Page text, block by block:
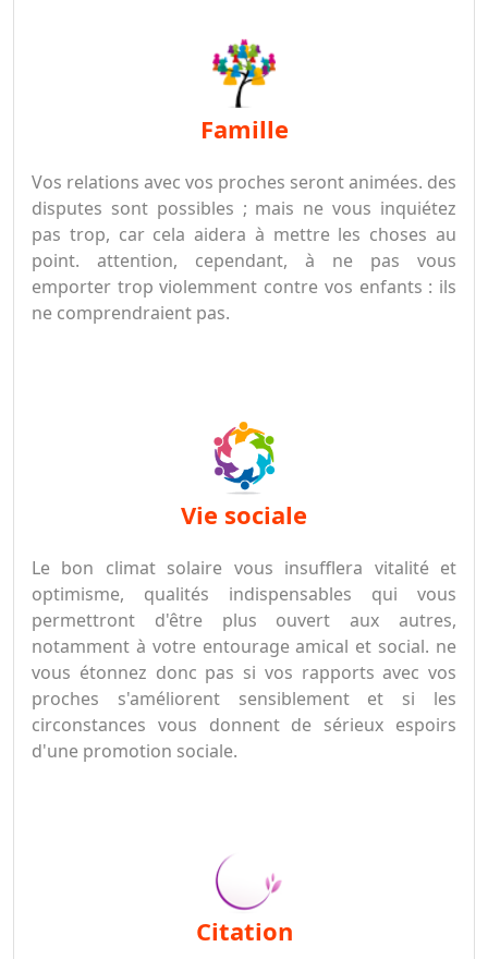
famille
Vos relations avec vos proches seront animées. des
disputes sont possibles ; mais ne vous inquiétez
pas trop, car cela aidera à mettre les choses au
point. attention, cependant, à ne pas vous
emporter trop violemment contre vos enfants : ils
ne comprendraient pas.
vie sociale
Le bon climat solaire vous insufflera vitalité et
optimisme, qualités indispensables qui vous
permettront d'être plus ouvert aux autres,
notamment à votre entourage amical et social. ne
vous étonnez donc pas si vos rapports avec vos
proches s'améliorent sensiblement et si les
circonstances vous donnent de sérieux espoirs
d'une promotion sociale.
citation